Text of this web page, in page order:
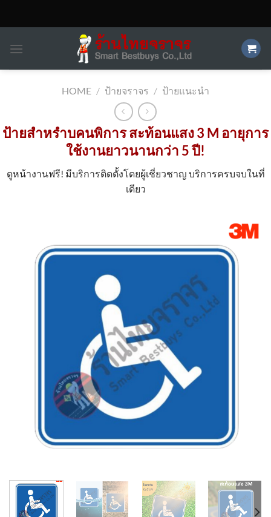
HOME / ป้ายจราจร / ป้ายแนะนำ
ป้ายสำหรำบคนพิการ สะท้อนแสง 3 M อายุการ
ใช้งานยาวนานกว่า 5 ปี!
ดูหน้างานฟรี! มีบริการติดตั้งโดยผู้เชี่ยวชาญ บริการครบจบในที่
เดียว